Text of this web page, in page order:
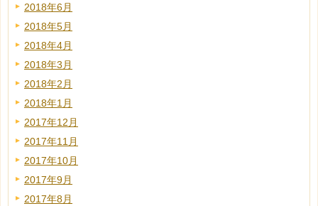
2018年6月
2018年5月
2018年4月
2018年3月
2018年2月
2018年1月
2017年12月
2017年11月
2017年10月
2017年9月
2017年8月